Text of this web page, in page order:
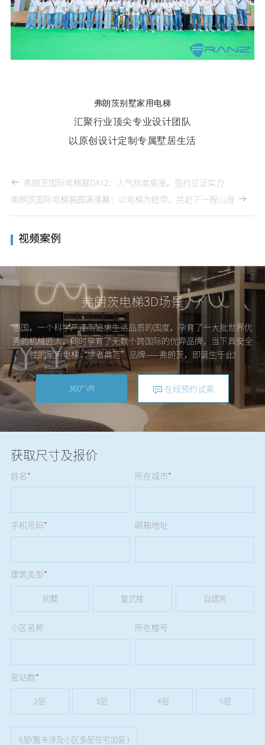
弗朗茨别墅家用电梯
汇聚行业顶尖专业设计团队
以原创设计定制专属墅居生活
弗朗茨国际电梯展DAY2：人气热度高涨，签约见证实力
弗朗茨国际电梯展圆满落幕：以电梯为纽带，共赴下一程山海
视频案例
弗朗茨电梯3D场景
德国，一个科学严谨而追求生活品质的国度，孕育了一大批世界优
秀的机械匠人，同时孕育了无数个跨国际的优异品牌，当下具安全
性的家用电梯“学者典范”品牌——弗朗茨，即诞生于此!
360° VR 在线预约试乘
获取尺寸及报价
姓名* 所在城市*
手机号码* 邮箱地址
建筑类型*
别墅 复式楼 自建房
小区名称 所在楼号
层站数*
2层 3层 4层 5层
6层(暂未涉及小区多层住宅加装 )